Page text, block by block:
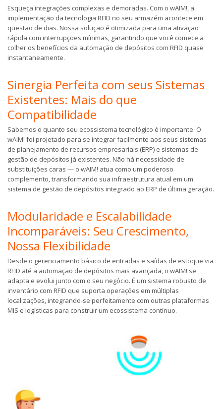
Esqueça integrações complexas e demoradas. Com o wAIM!, a
implementação da tecnologia RFID no seu armazém acontece em
questão de dias. Nossa solução é otimizada para uma ativação
rápida com interrupções mínimas, garantindo que você comece a
colher os benefícios da automação de depósitos com RFID quase
instantaneamente.
Sinergia Perfeita com seus Sistemas
Existentes: Mais do que
Compatibilidade
Sabemos o quanto seu ecossistema tecnológico é importante. O
wAIM! foi projetado para se integrar facilmente aos seus sistemas
de planejamento de recursos empresariais (ERP) e sistemas de
gestão de depósitos já existentes. Não há necessidade de
substituições caras — o wAIM! atua como um poderoso
complemento, transformando sua infraestrutura atual em um
sistema de gestão de depósitos integrado ao ERP de última geração.
Modularidade e Escalabilidade
Incomparáveis: Seu Crescimento,
Nossa Flexibilidade
Desde o gerenciamento básico de entradas e saídas de estoque via
RFID até a automação de depósitos mais avançada, o wAIM! se
adapta e evolui junto com o seu negócio. É um sistema robusto de
inventário com RFID que suporta operações em múltiplas
localizações, integrando-se perfeitamente com outras plataformas
MIS e logísticas para construir um ecossistema contínuo.